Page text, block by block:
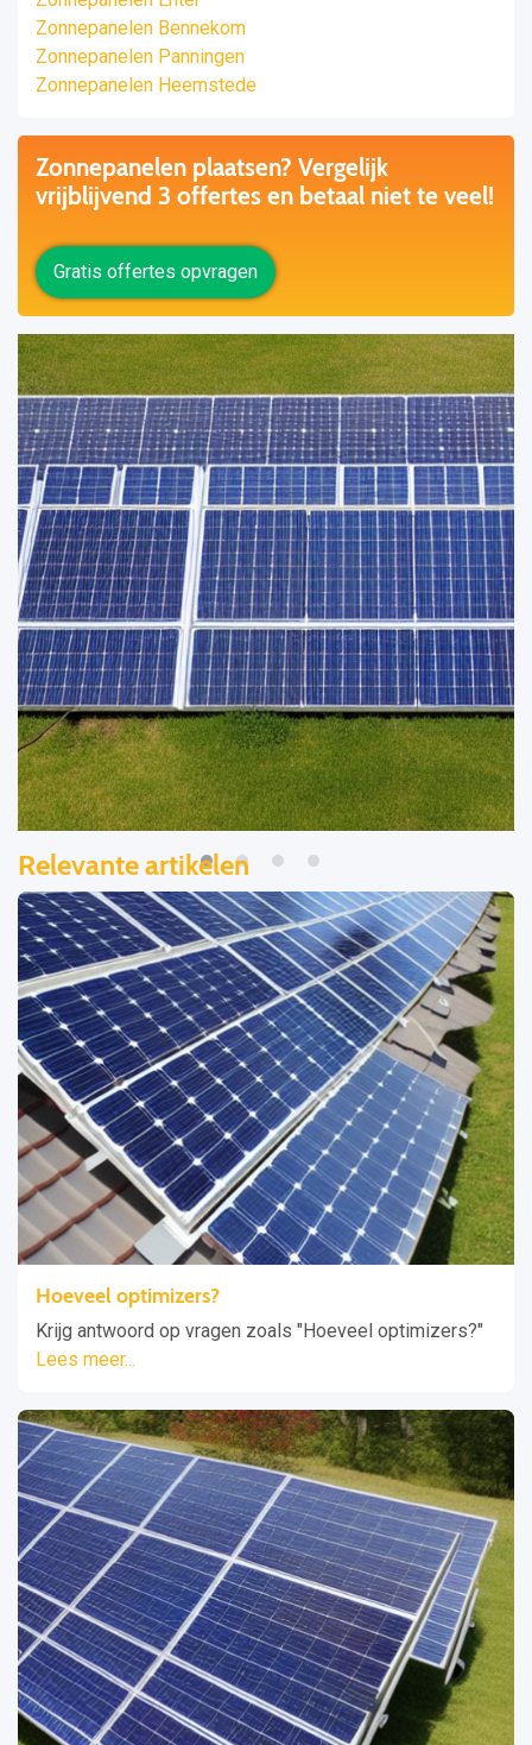
Zonnepanelen Bennekom
Zonnepanelen Panningen
Zonnepanelen Heemstede
Zonnepanelen plaatsen? Vergelijk
vrijblijvend 3 offertes en betaal niet te veel!
Gratis offertes opvragen
Relevante artikelen
Hoeveel optimizers?
Krijg antwoord op vragen zoals "Hoeveel optimizers?"
Lees meer...